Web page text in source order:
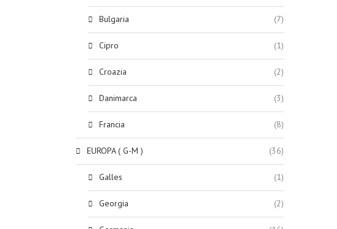
Bulgaria (7)
Cipro (1)
Croazia (2)
Danimarca (3)
Francia (8)
EUROPA ( G-M ) (36)
Galles (1)
Georgia (2)